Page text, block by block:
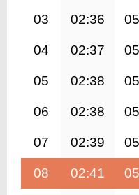
03 02:36
04 02:37
05 02:38
06 02:38
07 02:39
08 02:41